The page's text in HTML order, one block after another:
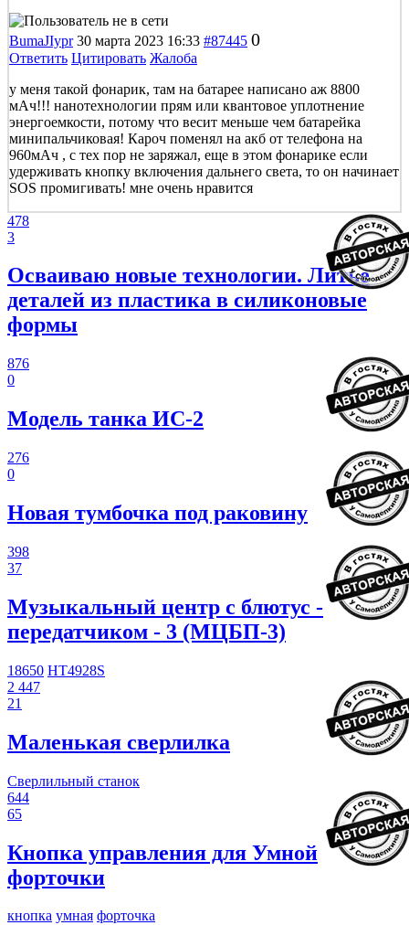
BumaJIypr 30 марта 2023 16:33 #87445 0
Ответить Цитировать Жалоба
у меня такой фонарик, там на батарее написано аж 8800
мАч!!! нанотехнологии прям или квантовое уплотнение
энергоемкости, потому что весит меньше чем батарейка
минипальчиковая! Кароч поменял на акб от телефона на
960мАч , с тех пор не заряжал, еще в этом фонарике если
удерживать кнопку включения дальнего света, то он начинает
SOS промигивать! мне очень нравится
478
3
Осваиваю новые технологии. Литье
деталей из пластика в силиконовые
формы
876
0
Модель танка ИС-2
276
0
Новая тумбочка под раковину
398
37
Музыкальный центр с блютус -
передатчиком - 3 (МЦБП-3)
18650 HT4928S
2 447
21
Маленькая сверлилка
Сверлильный станок
644
65
Кнопка управления для Умной
форточки
кнопка умная форточка